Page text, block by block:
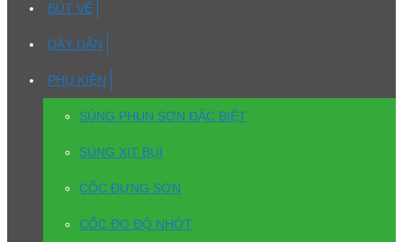
BÚT VẼ
DÂY DẪN
PHỤ KIỆN
SÚNG PHUN SƠN ĐẶC BIỆT
SÚNG XỊT BỤI
CỐC ĐỰNG SƠN
CỐC ĐO ĐỘ NHỚT